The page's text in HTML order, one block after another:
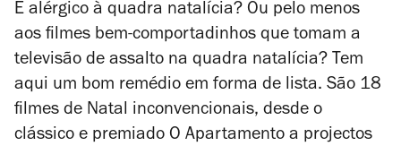
É alérgico à quadra natalícia? Ou pelo menos
aos filmes bem-comportadinhos que tomam a
televisão de assalto na quadra natalícia? Tem
aqui um bom remédio em forma de lista. São 18
filmes de Natal inconvencionais, desde o
clássico e premiado O Apartamento a projectos